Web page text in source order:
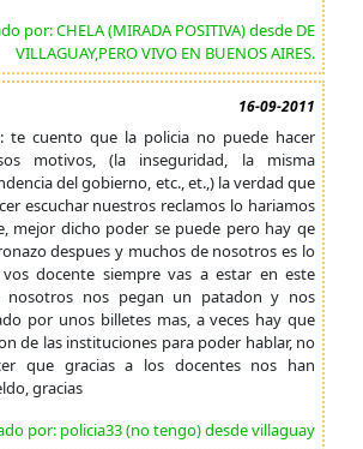
por: CHELA (MIRADA POSITIVA) desde DE
VILLAGUAY,PERO VIVO EN BUENOS AIRES.
16-09-2011
te cuento que la policia no puede hacer
motivos, (la inseguridad, la misma
del gobierno, etc., et.,) la verdad que
escuchar nuestros reclamos lo hariamos
mejor dicho poder se puede pero hay qe
despues y muchos de nosotros es lo
docente siempre vas a estar en este
nosotros nos pegan un patadon y nos
por unos billetes mas, a veces hay que
de las instituciones para poder hablar, no
que gracias a los docentes nos han
gracias
por: policia33 (no tengo) desde villaguay